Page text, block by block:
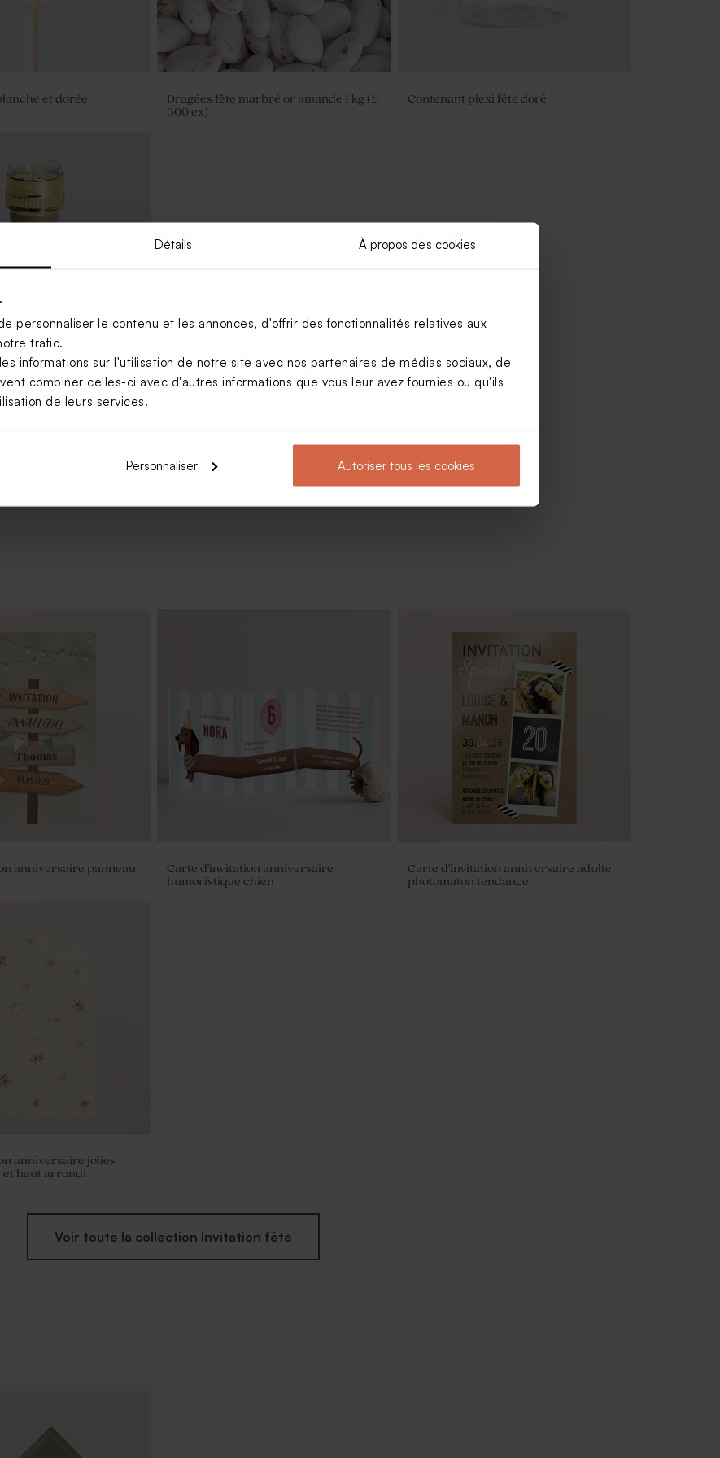
Détails À propos des cookies
personnaliser le contenu et les annonces, d'offrir des fonctionnalités relatives aux
trafic.
informations sur l'utilisation de notre site avec nos partenaires de médias sociaux, de
combiner celles-ci avec d'autres informations que vous leur avez fournies ou qu'ils
de leurs services.
Personnaliser Autoriser tous les cookies
et dorée
Dragées fête marbré or amande 1 kg (±
300 ex)
Contenant plexi fête doré
fête or
fleur d'or - senteur
Autocollant cachet de cire fête cœur
anniversaire panneau
Carte d'invitation anniversaire
humoristique chien
Carte d'invitation anniversaire adulte
photomaton tendance
anniversaire jolies
haut arrondi
Voir toute la collection Invitation fête